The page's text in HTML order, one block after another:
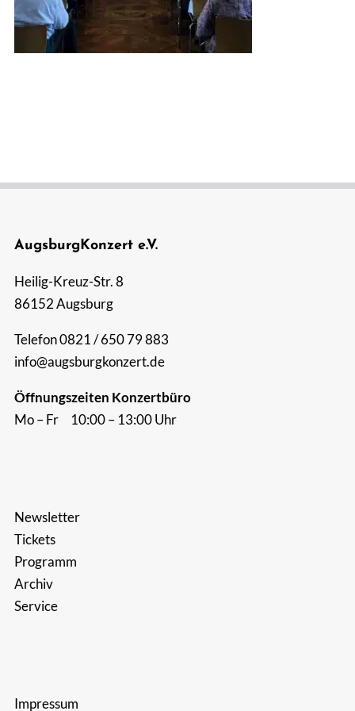
Suche
AugsburgKonzert e.V.
Heilig-Kreuz-Str. 8
86152 Augsburg
Telefon 0821 / 650 79 883
info@augsburgkonzert.de
Öffnungszeiten Konzertbüro
Mo – Fr 10:00 – 13:00 Uhr
Newsletter
Tickets
Programm
Archiv
Service
Impressum